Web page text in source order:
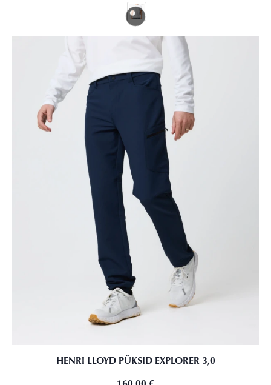
HENRI LLOYD PÜKSID EXPLORER 3,0